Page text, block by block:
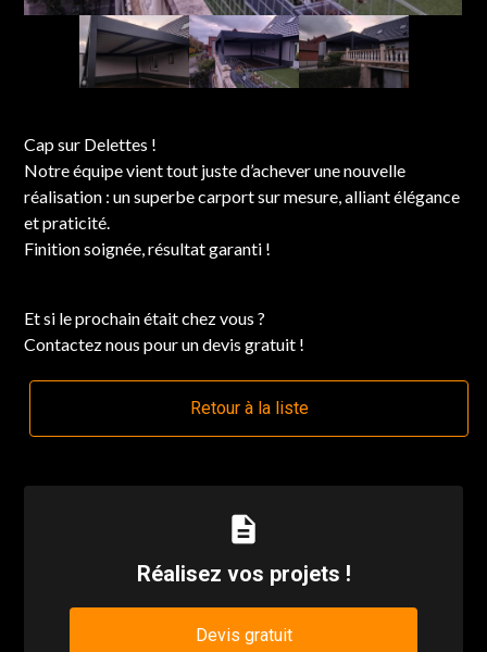
Cap sur Delettes !
Notre équipe vient tout juste d’achever une nouvelle
réalisation : un superbe carport sur mesure, alliant élégance
et praticité.
Finition soignée, résultat garanti !
Et si le prochain était chez vous ?
Contactez nous pour un devis gratuit !
Retour à la liste
description
Réalisez vos projets !
Devis gratuit